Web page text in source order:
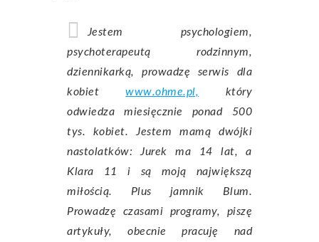
Jestem psychologiem,
psychoterapeutą rodzinnym,
dziennikarką, prowadzę serwis dla
kobietwww.ohme.pl,
który
odwiedza miesięcznie ponad 500
tys. kobiet. Jestem mamą dwójki
nastolatków: Jurek ma 14 lat, a
Klara 11 i są moją największą
miłością. Plus jamnik Blum.
Prowadzę czasami programy, piszę
artykuły, obecnie pracuję nad